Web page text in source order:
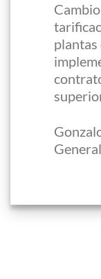
plantas
General